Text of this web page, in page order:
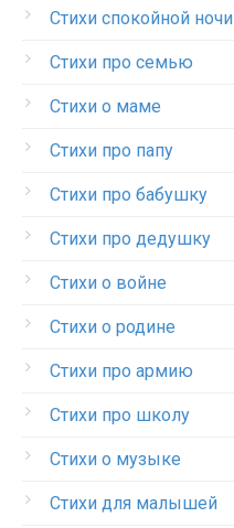
Стихи спокойной ночи
Стихи про семью
Стихи о маме
Стихи про папу
Стихи про бабушку
Стихи про дедушку
Стихи о войне
Стихи о родине
Стихи про армию
Стихи про школу
Стихи о музыке
Стихи для малышей